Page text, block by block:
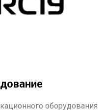
оборудования